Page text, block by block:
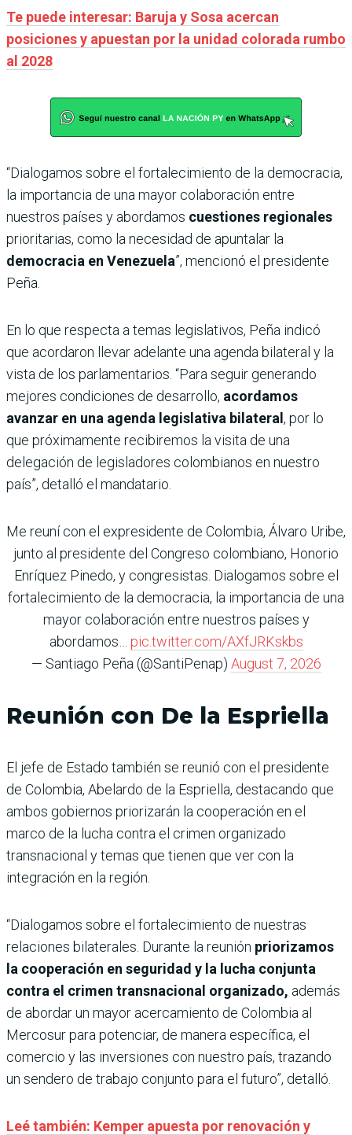
Te puede interesar: Baruja y Sosa acercan
posiciones y apuestan por la unidad colorada rumbo
al 2028
“Dialogamos sobre el fortalecimiento de la democracia,
la importancia de una mayor colaboración entre
nuestros países y abordamos cuestiones regionales
prioritarias, como la necesidad de apuntalar la
democracia en Venezuela”, mencionó el presidente
Peña.
En lo que respecta a temas legislativos, Peña indicó
que acordaron llevar adelante una agenda bilateral y la
vista de los parlamentarios. “Para seguir generando
mejores condiciones de desarrollo, acordamos
avanzar en una agenda legislativa bilateral, por lo
que próximamente recibiremos la visita de una
delegación de legisladores colombianos en nuestro
país”, detalló el mandatario.
Me reuní con el expresidente de Colombia, Álvaro Uribe,
junto al presidente del Congreso colombiano, Honorio
Enríquez Pinedo, y congresistas. Dialogamos sobre el
fortalecimiento de la democracia, la importancia de una
mayor colaboración entre nuestros países y
abordamos… pic.twitter.com/AXfJRKskbs
— Santiago Peña (@SantiPenap) August 7, 2026
Reunión con De la Espriella
El jefe de Estado también se reunió con el presidente
de Colombia, Abelardo de la Espriella, destacando que
ambos gobiernos priorizarán la cooperación en el
marco de la lucha contra el crimen organizado
transnacional y temas que tienen que ver con la
integración en la región.
“Dialogamos sobre el fortalecimiento de nuestras
relaciones bilaterales. Durante la reunión priorizamos
la cooperación en seguridad y la lucha conjunta
contra el crimen transnacional organizado, además
de abordar un mayor acercamiento de Colombia al
Mercosur para potenciar, de manera específica, el
comercio y las inversiones con nuestro país, trazando
un sendero de trabajo conjunto para el futuro”, detalló.
Leé también: Kemper apuesta por renovación y